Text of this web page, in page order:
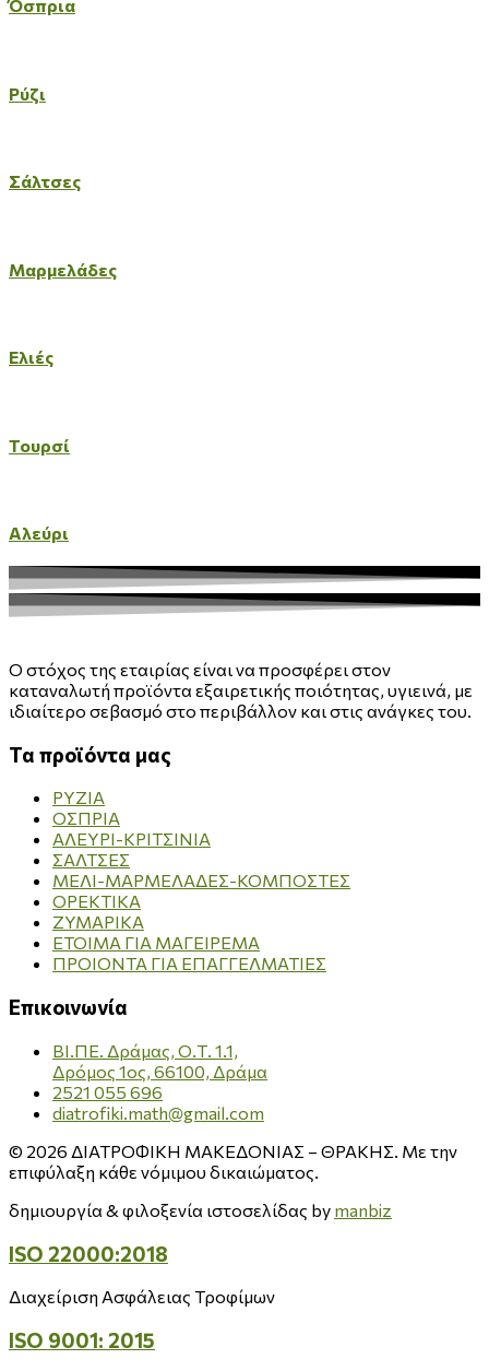
Όσπρια
Ρύζι
Σάλτσες
Μαρμελάδες
Ελιές
Τουρσί
Αλεύρι
O στόχος της εταιρίας είναι να προσφέρει στον
καταναλωτή προϊόντα εξαιρετικής ποιότητας, υγιεινά, με
ιδιαίτερο σεβασμό στο περιβάλλον και στις ανάγκες του.
Τα προϊόντα μας
ΡΥΖΙΑ
ΟΣΠΡΙΑ
ΑΛΕΥΡΙ-ΚΡΙΤΣΙΝΙΑ
ΣΑΛΤΣΕΣ
ΜΕΛΙ-ΜΑΡΜΕΛΑΔΕΣ-ΚΟΜΠΟΣΤΕΣ
ΟΡΕΚΤΙΚΑ
ΖΥΜΑΡΙΚΑ
ΕΤΟΙΜΑ ΓΙΑ ΜΑΓΕΙΡΕΜΑ
ΠΡΟΙΟΝΤΑ ΓΙΑ ΕΠΑΓΓΕΛΜΑΤΙΕΣ
Επικοινωνία
ΒΙ.ΠΕ. Δράμας, Ο.Τ. 1.1,
Δρόμος 1ος, 66100, Δράμα
2521 055 696
diatrofiki.math@gmail.com
© 2026 ΔΙΑΤΡΟΦΙΚΗ ΜΑΚΕΔΟΝΙΑΣ – ΘΡΑΚΗΣ. Με την
επιφύλαξη κάθε νόμιμου δικαιώματος.
δημιουργία & φιλοξενία ιστοσελίδας by manbiz
ISO 22000:2018
Διαχείριση Ασφάλειας Τροφίμων
ISO 9001: 2015